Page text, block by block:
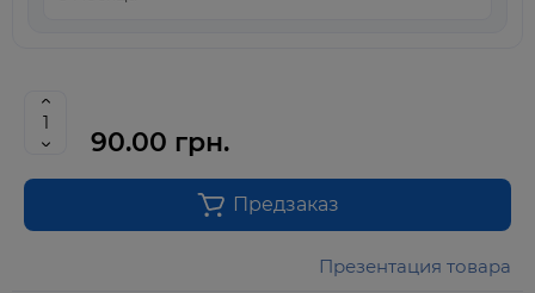
90.00 грн.
Предзаказ
Презентация товара